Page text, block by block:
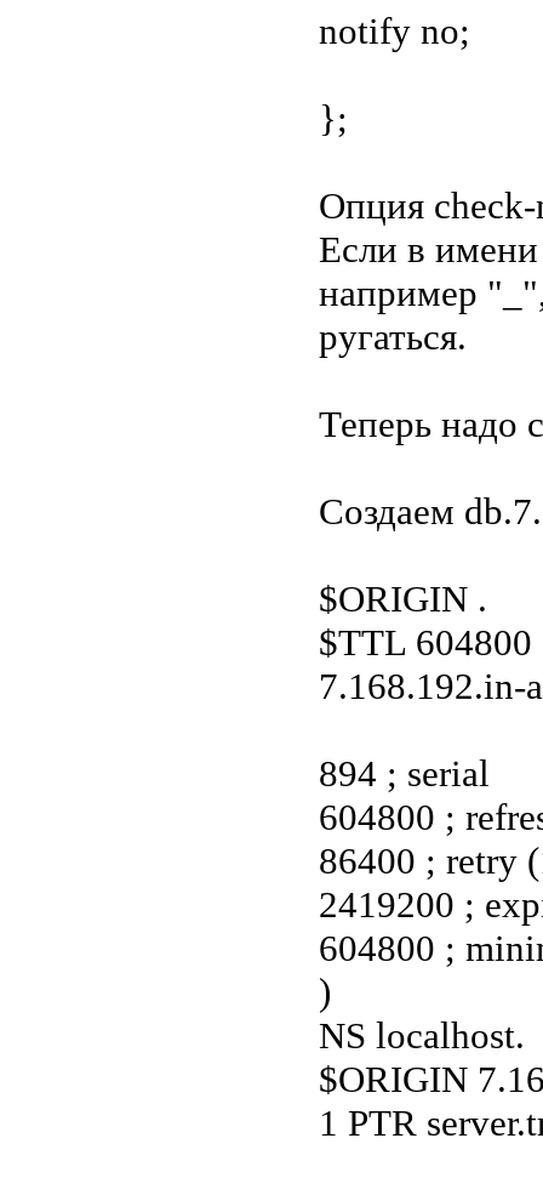
notify no;
};
Опция check-
Если в
например
ругаться.
Теперь надо
Создаем
$ORIGIN .
$TTL 604800
7.168.192.in-
894 ; serial
604800 ;
86400 ; retry
2419200 ;
604800 ;
)
NS localhost.
$ORIGIN
1 PTR